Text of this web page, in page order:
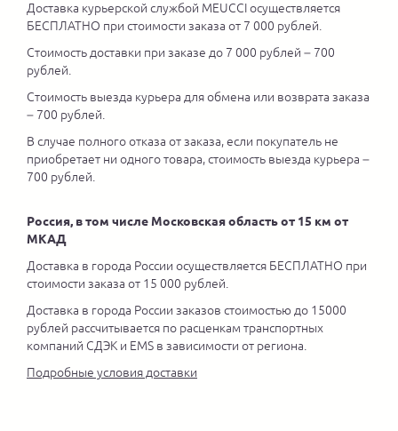
Доставка курьерской службой MEUCCI осуществляется
БЕСПЛАТНО при стоимости заказа от 7 000 рублей.
Стоимость доставки при заказе до 7 000 рублей – 700
рублей.
Стоимость выезда курьера для обмена или возврата заказа
– 700 рублей.
В случае полного отказа от заказа, если покупатель не
приобретает ни одного товара, стоимость выезда курьера –
700 рублей.
Россия, в том числе Московская область от 15 км от
МКАД
Доставка в города России осуществляется БЕСПЛАТНО при
стоимости заказа от 15 000 рублей.
Доставка в города России заказов стоимостью до 15000
рублей рассчитывается по расценкам транспортных
компаний СДЭК и EMS в зависимости от региона.
Подробные условия доставки